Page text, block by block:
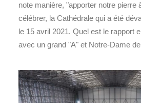
note manière, "apporter notre pierre
célébrer, la Cathédrale qui a été
le 15 avril 2021. Quel est le rapport
avec un grand "A" et Notre-Dame